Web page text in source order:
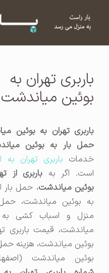
باربری تهران به
بوئین میاندشت
باربری تهران به بوئین
حمل بار به بوئین میاندشت
خدماتباربری تهران به
است. اگر بهباربری از
بوئین میاندشت،‌ حمل بار از
به بوئین میاندشت، حمل
منزل و اسباب کشی به
میاندشت، قیمت باربری
بوئین میاندشت، هزینه حمل
بوئین میاندشت